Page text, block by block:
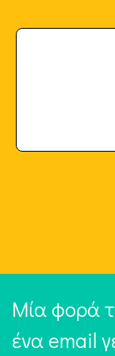
Μία φορά
ένα email